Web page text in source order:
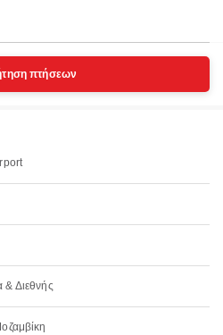
πτήσεων
& Διεθνής